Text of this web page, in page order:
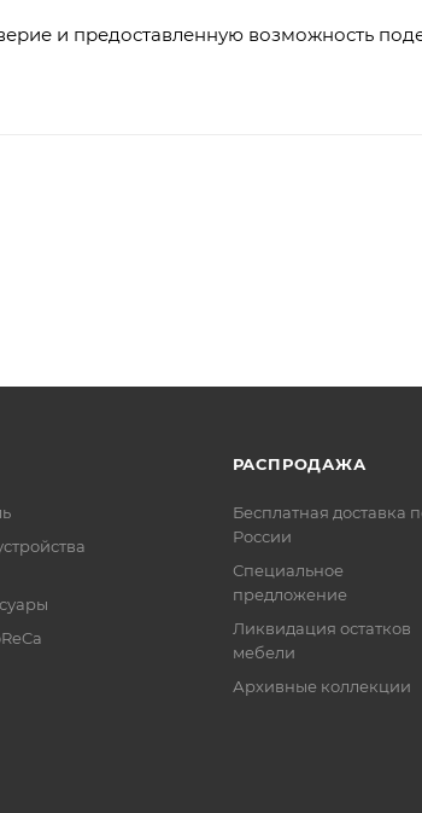
и предоставленную возможность
РАСПРОДАЖА
Бесплатная доставка
России
Специальное
предложение
Ликвидация остатков
мебели
Архивные коллекции